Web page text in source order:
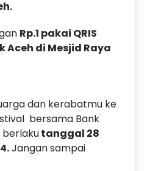
Rp.1 pakai QRIS
Aceh di Mesjid Raya
dan kerabatmu ke
bersama Bank
berlakutanggal 28
Jangan sampai